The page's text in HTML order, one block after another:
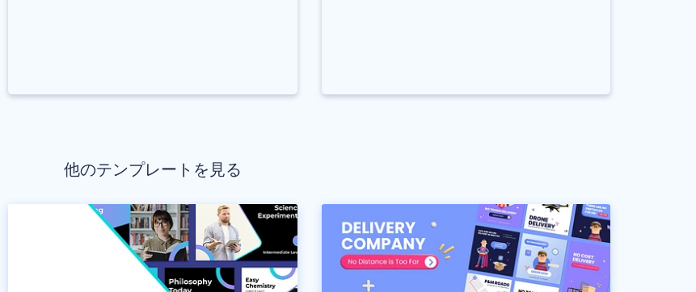
他のテンプレートを見る